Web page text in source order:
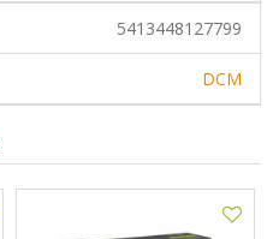
5413448127799
DCM